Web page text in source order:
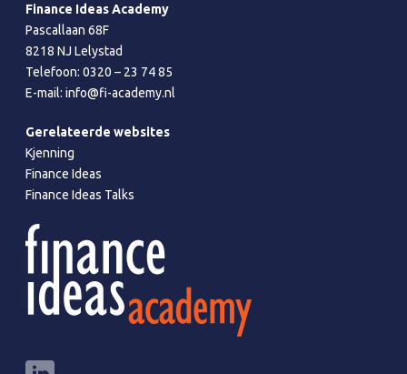
Finance Ideas Academy
Pascallaan 68F
8218 NJ Lelystad
Telefoon:0320 – 23 74 85
E-mail:info@fi-academy.nl
Gerelateerde websites
Kjenning
Finance Ideas
Finance Ideas Talks